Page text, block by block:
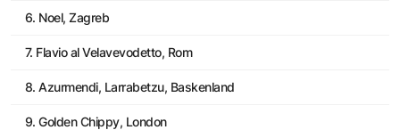
6. Noel, Zagreb
7. Flavio al Velavevodetto, Rom
8. Azurmendi, Larrabetzu, Baskenland
9. Golden Chippy, London